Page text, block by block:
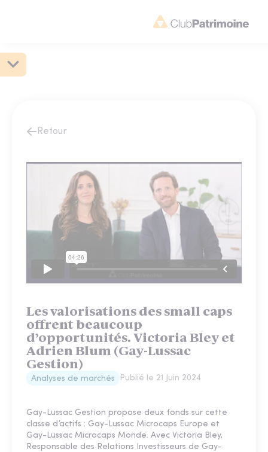
Retour
Les valorisations des small caps
offrent beaucoup
d’opportunités. Victoria Bley et
Adrien Blum (Gay-Lussac
Gestion)
Analyses de marchés Publié le 21 Juin 2024
Gay-Lussac Gestion propose deux fonds sur cette
classe d’actifs : Gay-Lussac Microcaps Europe et
Gay-Lussac Microcaps Monde. Avec Victoria Bley,
Responsable des Relations Investisseurs de Gay-